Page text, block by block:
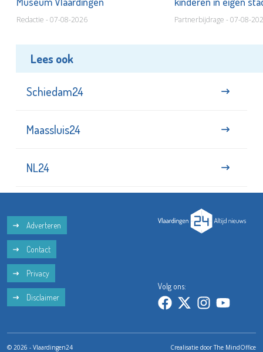
Redactie - 07-08-2026 Partnerbijdrage - 07-08-
Lees ook
Schiedam24
Maassluis24
NL24
Adverteren
Contact
Privacy
Disclaimer
Volg ons:
© 2026 - Vlaardingen24 Crealisatie doorThe MindOffice